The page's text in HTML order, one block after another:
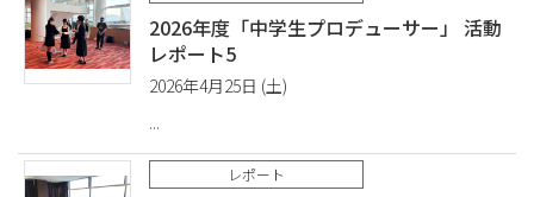
2026年度「中学生プロデューサー」 活動
レポート5
2026年4月25日 (土)
レポート